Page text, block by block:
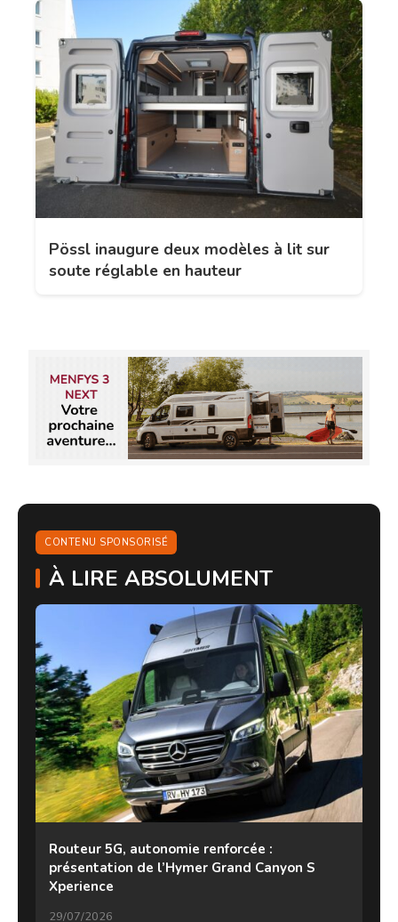
Pössl inaugure deux modèles à lit sur
soute réglable en hauteur
CONTENU SPONSORISÉ
À LIRE ABSOLUMENT
Routeur 5G, autonomie renforcée :
présentation de l’Hymer Grand Canyon S
Xperience
29/07/2026